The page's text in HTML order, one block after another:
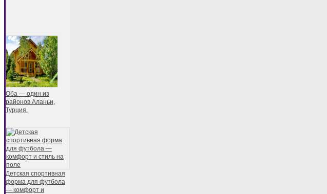
Оба — один из
районов Аланьи,
Турция.
Детская спортивная
форма для футбола
— комфорт и